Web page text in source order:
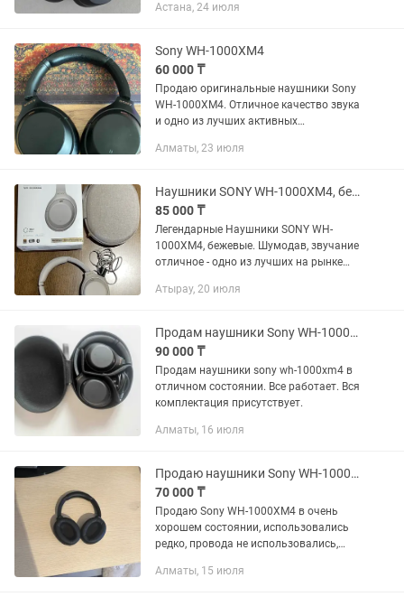
Полный комплект: • Оригинальная
для...
Астана, 24 июля
Sony WH-1000XM4
60 000 ₸
Продаю оригинальные наушники Sony
WH-1000XM4. Отличное качество звука
и одно из лучших активных
Активное шумоподавление (ANC) До
Алматы, 23 июля
Наушники SONY WH-1000XM4, бежевые
85 000 ₸
Легендарные Наушники SONY WH-
1000XM4, бежевые. Шумодав, звучание
отличное - одно из лучших на рынке
ободке есть следы носки - можно
Атырау, 20 июля
Продам наушники Sony WH-1000XM4
90 000 ₸
Продам наушники sony wh-1000xm4 в
отличном состоянии. Все работает. Вся
комплектация присутствует.
Алматы, 16 июля
Продаю наушники Sony WH-1000XM4
70 000 ₸
Продаю Sony WH-1000XM4 в очень
хорошем состоянии, использовались
редко, провода не использовались,
Алматы, 15 июля